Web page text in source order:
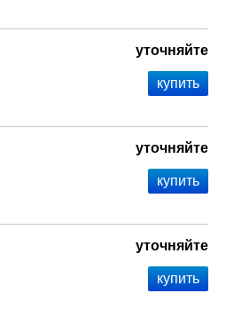
уточняйте
уточняйте
уточняйте